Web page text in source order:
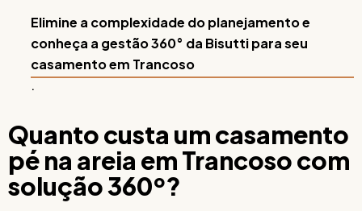
Elimine a complexidade do planejamento e
conheça a gestão 360° da Bisutti para seu
casamento em Trancoso
.
Quanto custa um casamento
pé na areia em Trancoso com
solução 360º?